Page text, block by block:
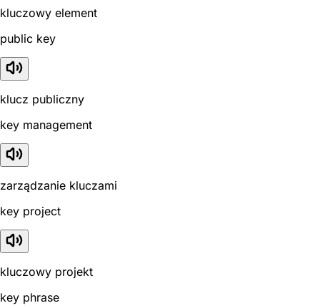
kluczowy element
public key
klucz publiczny
key management
zarządzanie kluczami
key project
kluczowy projekt
key phrase